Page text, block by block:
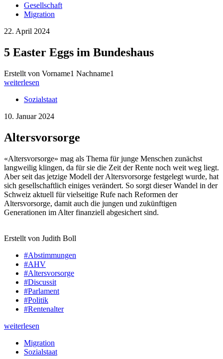
Gesellschaft
Migration
22. April 2024
5 Easter Eggs im Bundeshaus
Erstellt von Vorname1 Nachname1
weiterlesen
Sozialstaat
10. Januar 2024
Altersvorsorge
«Altersvorsorge» mag als Thema für junge Menschen zunächst
langweilig klingen, da für sie die Zeit der Rente noch weit weg liegt.
Aber seit das jetzige Modell der Altersvorsorge festgelegt wurde, hat
sich gesellschaftlich einiges verändert. So sorgt dieser Wandel in der
Schweiz aktuell für vielseitige Rufe nach Reformen der
Altersvorsorge, damit auch die jungen und zukünftigen
Generationen im Alter finanziell abgesichert sind.
Erstellt von Judith Boll
#Abstimmungen
#AHV
#Altersvorsorge
#Discussit
#Parlament
#Politik
#Rentenalter
weiterlesen
Migration
Sozialstaat